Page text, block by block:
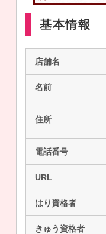
基本情報
店舗名
名前
住所
電話番号
URL
はり資格者
きゅう資格者